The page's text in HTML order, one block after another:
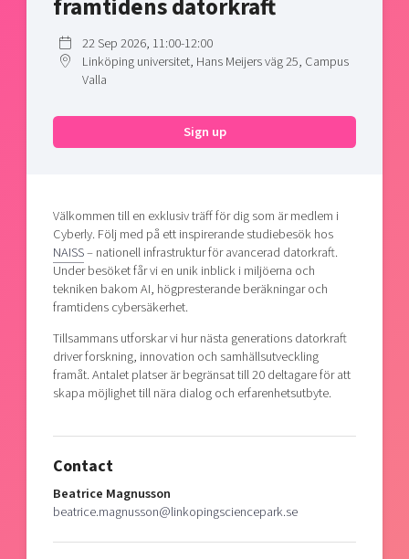
Shaping cities and regions
Bright East
East Sweden Tech Women
Reversed mentorship
Current offers and activities
Talent & skills
Startup & industry collaboration
Our community of companies
Projects
Publications
Reach out to us
Locations
Today's lunch in Mjärdevi
framtidens datorkraft
22 Sep 2026, 11:00-12:00
Linköping universitet, Hans Meijers väg 25, Campus
Valla
Sign up
Välkommen till en exklusiv träff för dig som är medlem i
Cyberly. Följ med på ett inspirerande studiebesök hos
NAISS– nationell infrastruktur för avancerad datorkraft.
Under besöket får vi en unik inblick i miljöerna och
tekniken bakom AI, högpresterande beräkningar och
framtidens cybersäkerhet.
Tillsammans utforskar vi hur nästa generations datorkraft
driver forskning, innovation och samhällsutveckling
framåt. Antalet platser är begränsat till 20 deltagare för att
skapa möjlighet till nära dialog och erfarenhetsutbyte.
Contact
Beatrice Magnusson
beatrice.magnusson@linkopingsciencepark.se